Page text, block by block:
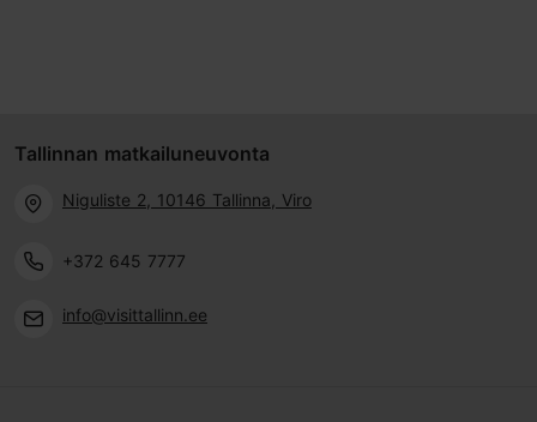
Tallinnan matkailuneuvonta
Niguliste 2, 10146 Tallinna, Viro
+372 645 7777
info@visittallinn.ee